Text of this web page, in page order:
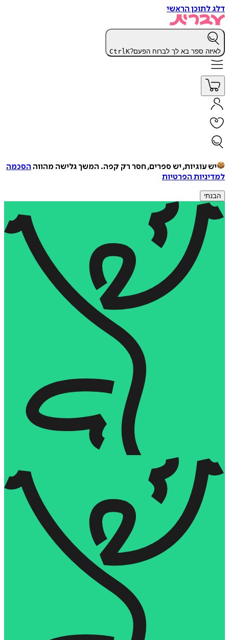
דלג לתוכן הראשי
לאיזה ספר בא לך לברוח הפעם? CtrlK
יש עוגיות, יש ספרים, חסר רק קפה. המשך גלישה מהווה הסכמה
למדיניות הפרטיות
הבנתי